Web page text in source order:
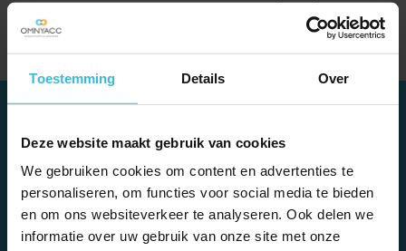
Toestemming Details Over
Deze website maakt gebruik van cookies
We gebruiken cookies om content en advertenties te
personaliseren, om functies voor social media te bieden
en om ons websiteverkeer te analyseren. Ook delen we
informatie over uw gebruik van onze site met onze
TIP!
Als een vordering één jaar na opeisbaarheid nog niet is
betaald, kun je de btw in ieder geval terugvragen. De